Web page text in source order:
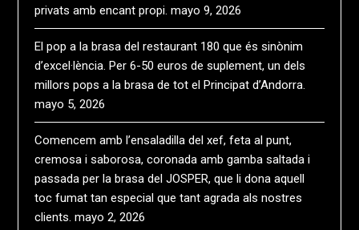
privats amb encant propi. mayo 9, 2026
El pop a la brasa del restaurant 180 que és sinònim
d’excel·lència. Per 6-50 euros de suplement, un dels
millors pops a la brasa de tot el Principat d’Andorra.
mayo 5, 2026
Comencem amb l’ensaladilla del xef, feta al punt,
cremosa i saborosa, coronada amb gamba saltada i
passada per la brasa del JOSPER, que li dona aquell
toc fumat tan especial que tant agrada als nostres
clients. mayo 2, 2026